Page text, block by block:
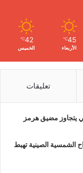
45
℃
الأربعاء
42
℃
الخميس
تعليقات
يتجاوز مضيق هرمز
الشمسية الصينية تهبط